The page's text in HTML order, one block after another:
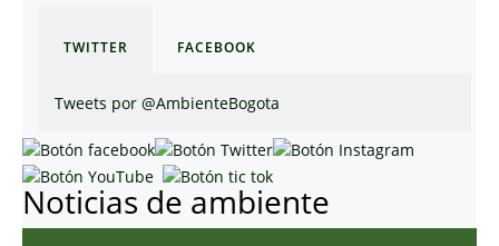
TWITTER FACEBOOK
Tweets por @AmbienteBogota
Noticias de ambiente